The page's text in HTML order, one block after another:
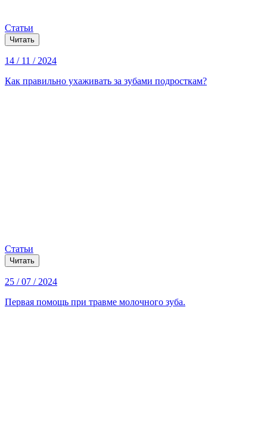
Статьи
Читать
14 / 11 / 2024
Как правильно ухаживать за зубами подросткам?
Статьи
Читать
25 / 07 / 2024
Первая помощь при травме молочного зуба.